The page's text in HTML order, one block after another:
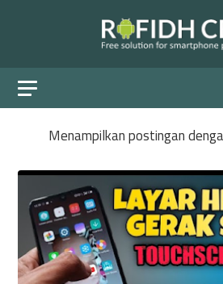
Menampilkan postingan